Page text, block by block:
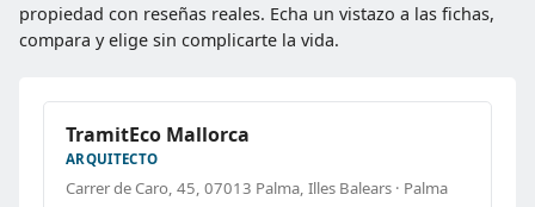
propiedad con reseñas reales. Echa un vistazo a las fichas,
compara y elige sin complicarte la vida.
TramitEco Mallorca
ARQUITECTO
Carrer de Caro, 45, 07013 Palma, Illes Balears · Palma